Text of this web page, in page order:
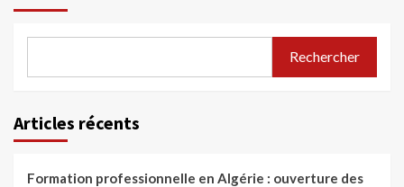
Rechercher
Articles récents
Formation professionnelle en Algérie : ouverture des